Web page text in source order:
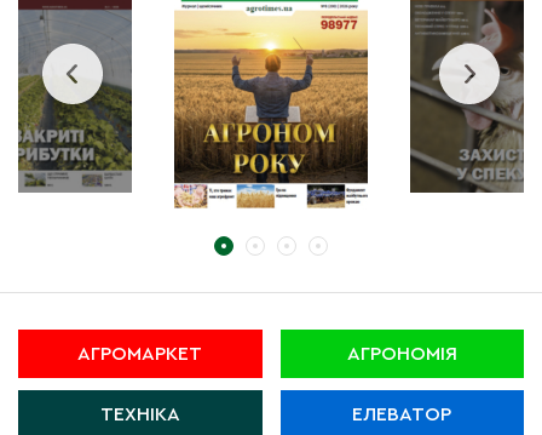
АГРОМАРКЕТ АГРОНОМІЯ
ТЕХНІКА ЕЛЕВАТОР